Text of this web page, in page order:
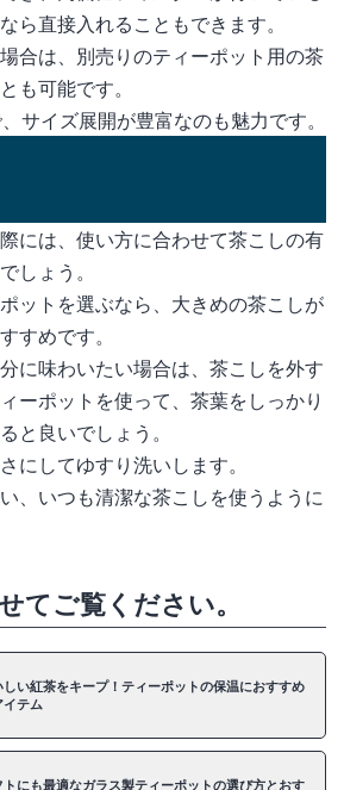
ら直接入れることもできます。
合は、別売りのティーポット用の茶
も可能です。
サイズ展開が豊富なのも魅力です。
には、使い方に合わせて茶こしの有
しょう。
ットを選ぶなら、大きめの茶こしが
すめです。
に味わいたい場合は、茶こしを外す
ーポットを使って、茶葉をしっかり
と良いでしょう。
にしてゆすり洗いします。
、いつも清潔な茶こしを使うように
てご覧ください。
しい紅茶をキープ！ティーポットの保温におすすめ
テム
トにも最適なガラス製ティーポットの選び方とおす